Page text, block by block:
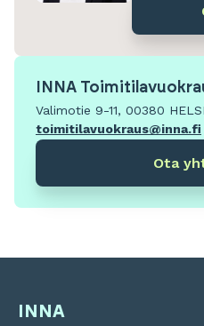
INNA
Valimotie 9-11, 00380
toimitilavuokraus@inna.fi
Ota
INNA